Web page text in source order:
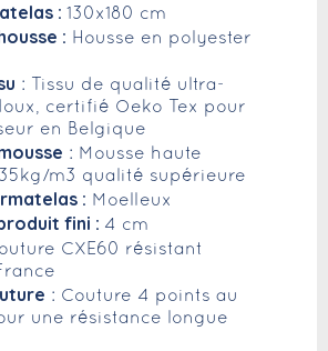
: 130x180 cm
: Housse en polyester
: Tissu de qualité ultra-
certifié Oeko Tex pour
en Belgique
: Mousse haute
m3 qualité supérieure
: Moelleux
fini : 4 cm
CXE60 résistant
: Couture 4 points au
une résistance longue